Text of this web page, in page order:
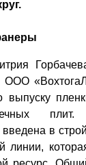
ООО
выпуску
в
линии,